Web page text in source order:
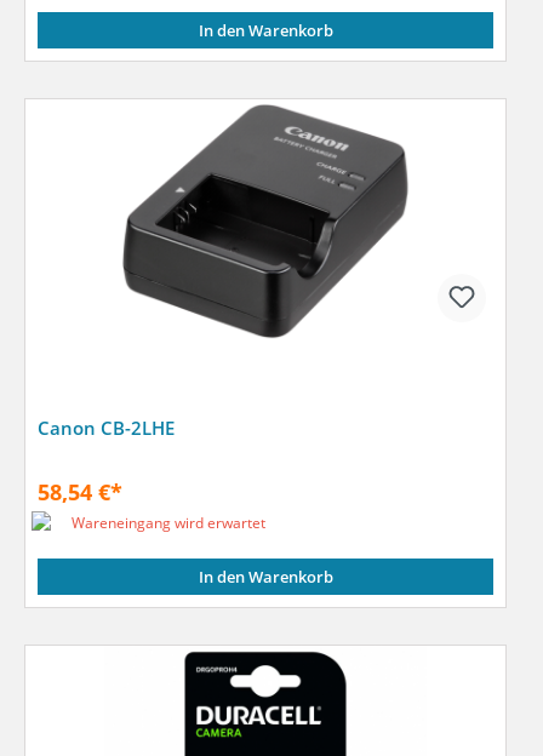
In den Warenkorb
Canon CB-2LHE
58,54 €*
Wareneingang wird erwartet
In den Warenkorb